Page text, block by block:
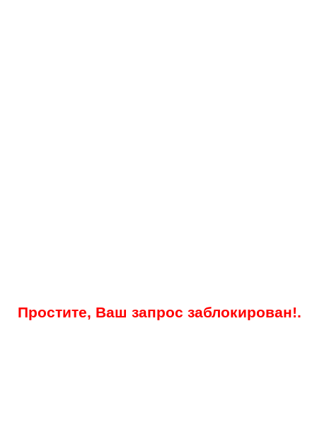
Простите, Ваш запрос заблокирован!.